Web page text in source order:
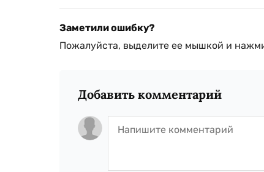
Заметили ошибку?
Пожалуйста, выделите ее мышкой и
Добавить комментарий